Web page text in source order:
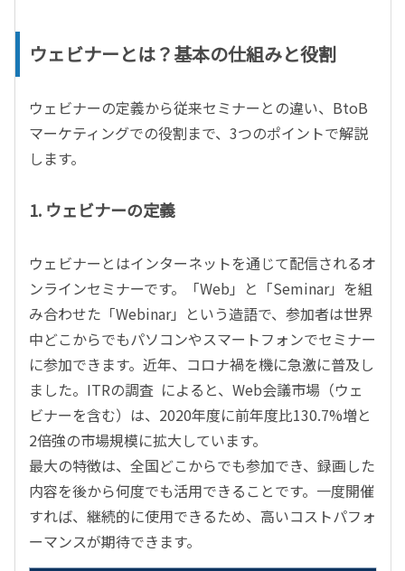
ウェビナーとは？基本の仕組みと役割
ウェビナーの定義から従来セミナーとの違い、BtoB
マーケティングでの役割まで、3つのポイントで解説
します。
1. ウェビナーの定義
ウェビナーとはインターネットを通じて配信されるオ
ンラインセミナーです。「Web」と「Seminar」を組
み合わせた「Webinar」という造語で、参加者は世界
中どこからでもパソコンやスマートフォンでセミナー
に参加できます。近年、コロナ禍を機に急激に普及し
ました。 ITRの調査 によると、Web会議市場（ウェ
ビナーを含む）は、2020年度に前年度比130.7%増と
2倍強の市場規模に拡大しています。
最大の特徴は、全国どこからでも参加でき、録画した
内容を後から何度でも活用できることです。一度開催
すれば、継続的に使用できるため、高いコストパフォ
ーマンスが期待できます。